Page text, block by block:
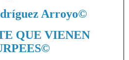
Arroyo©
QUE VIENEN
©